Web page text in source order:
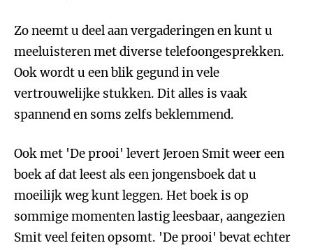
Zo neemt u deel aan vergaderingen en kunt u
meeluisteren met diverse telefoongesprekken.
Ook wordt u een blik gegund in vele
vertrouwelijke stukken. Dit alles is vaak
spannend en soms zelfs beklemmend.
Ook met 'De prooi' levert Jeroen Smit weer een
boek af dat leest als een jongensboek dat u
moeilijk weg kunt leggen. Het boek is op
sommige momenten lastig leesbaar, aangezien
Smit veel feiten opsomt. 'De prooi' bevat echter